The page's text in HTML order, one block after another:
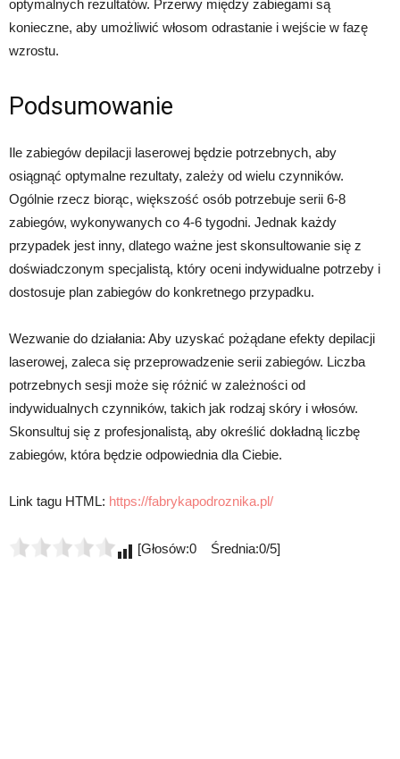
optymalnych rezultatów. Przerwy między zabiegami są
konieczne, aby umożliwić włosom odrastanie i wejście w fazę
wzrostu.
Podsumowanie
Ile zabiegów depilacji laserowej będzie potrzebnych, aby
osiągnąć optymalne rezultaty, zależy od wielu czynników.
Ogólnie rzecz biorąc, większość osób potrzebuje serii 6-8
zabiegów, wykonywanych co 4-6 tygodni. Jednak każdy
przypadek jest inny, dlatego ważne jest skonsultowanie się z
doświadczonym specjalistą, który oceni indywidualne potrzeby i
dostosuje plan zabiegów do konkretnego przypadku.
Wezwanie do działania: Aby uzyskać pożądane efekty depilacji
laserowej, zaleca się przeprowadzenie serii zabiegów. Liczba
potrzebnych sesji może się różnić w zależności od
indywidualnych czynników, takich jak rodzaj skóry i włosów.
Skonsultuj się z profesjonalistą, aby określić dokładną liczbę
zabiegów, która będzie odpowiednia dla Ciebie.
Link tagu HTML: https://fabrykapodroznika.pl/
[Głosów:0 Średnia:0/5]